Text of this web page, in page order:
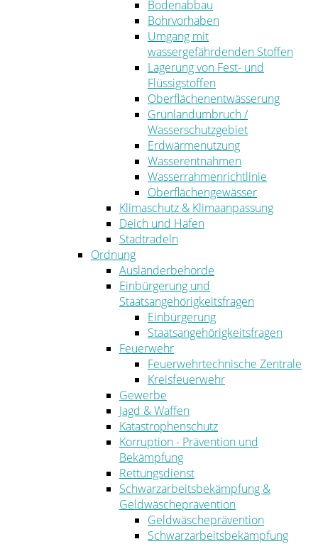
Bodenabbau
Bohrvorhaben
Umgang mit
wassergefährdenden Stoffen
Lagerung von Fest- und
Flüssigstoffen
Oberflächenentwässerung
Grünlandumbruch /
Wasserschutzgebiet
Erdwärmenutzung
Wasserentnahmen
Wasserrahmenrichtlinie
Oberflächengewässer
Klimaschutz & Klimaanpassung
Deich und Hafen
Stadtradeln
Ordnung
Ausländerbehörde
Einbürgerung und
Staatsangehörigkeitsfragen
Einbürgerung
Staatsangehörigkeitsfragen
Feuerwehr
Feuerwehrtechnische Zentrale
Kreisfeuerwehr
Gewerbe
Jagd & Waffen
Katastrophenschutz
Korruption - Prävention und
Bekämpfung
Rettungsdienst
Schwarzarbeitsbekämpfung &
Geldwäscheprävention
Geldwäscheprävention
Schwarzarbeitsbekämpfung